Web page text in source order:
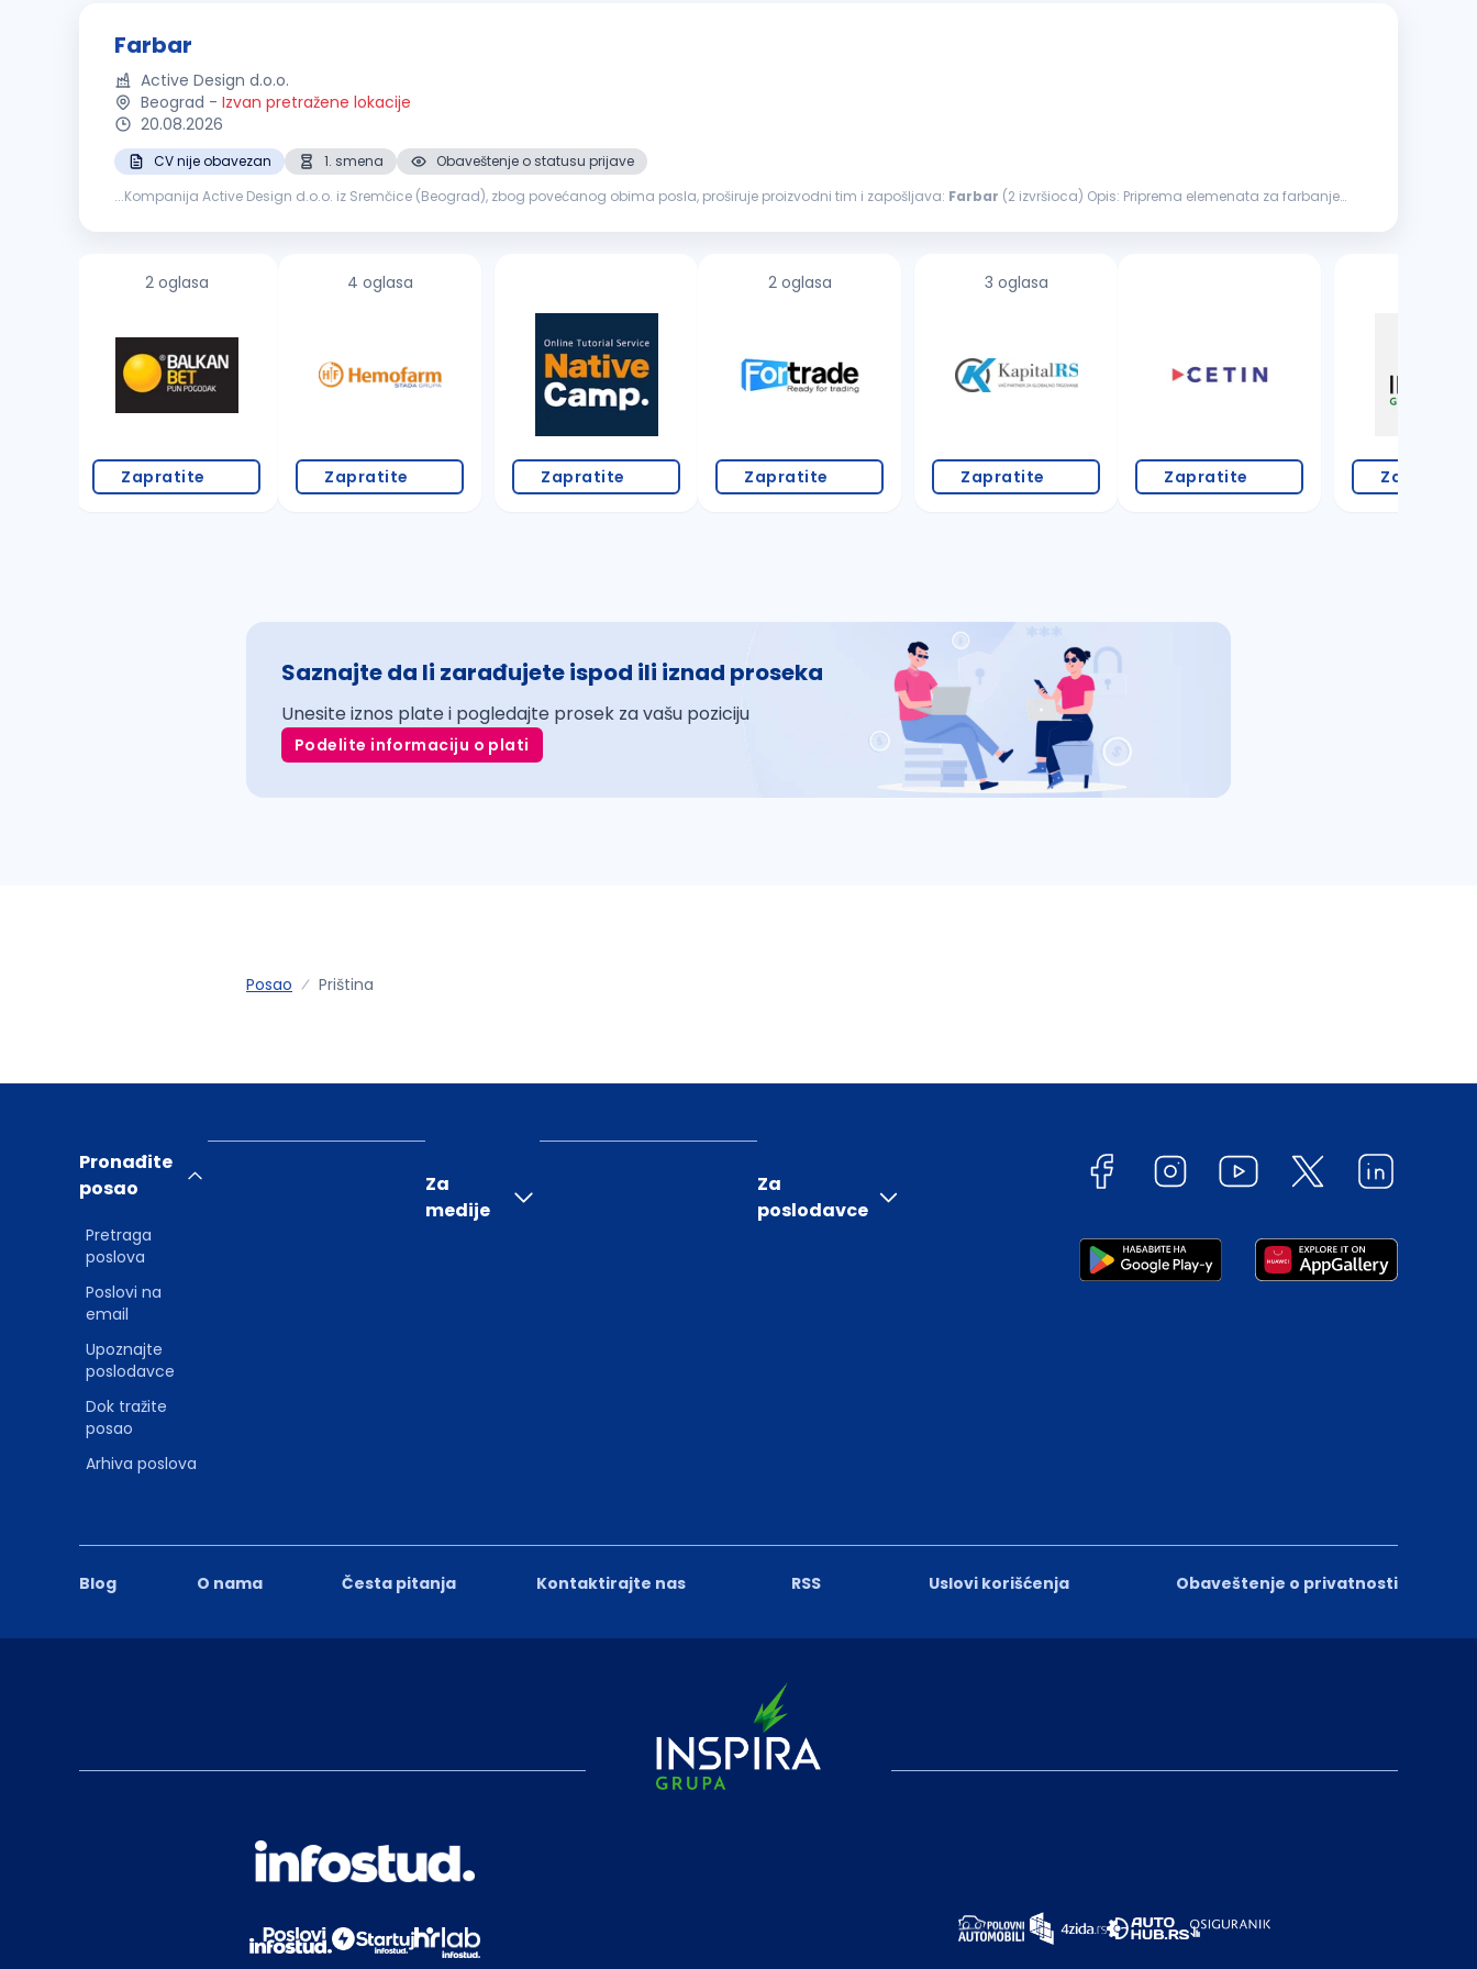
Farbar
Active Design d.o.o.
Beograd - Izvan pretražene lokacije
20.08.2026
CV nije obavezan 1. smena
Obaveštenje o statusu prijave
...Kompanija Active Design d.o.o. iz Sremčice (Beograd), zbog povećanog obima posla, proširuje proizvodni tim i zapošljava: Farbar (2 izvršioca) Opis: Priprema elemenata za farbanje
2 oglasa
Zapratite
4 oglasa
Zapratite Zapratite
2 oglasa
Zapratite
3 oglasa
Zapratite Zapratite Zapratite
Saznajte da li zarađujete ispod ili iznad proseka
Unesite iznos plate i pogledajte prosek za vašu poziciju
Podelite informaciju o plati
Posao Priština
Blog O nama Česta pitanja Kontaktirajte nas RSS Uslovi korišćenja Obaveštenje o privatnosti
Pronađite
posao
Pretraga
poslova
Poslovi na
email
Upoznajte
poslodavce
Dok tražite
posao
Arhiva poslova
Za
medije
Za
poslodavce